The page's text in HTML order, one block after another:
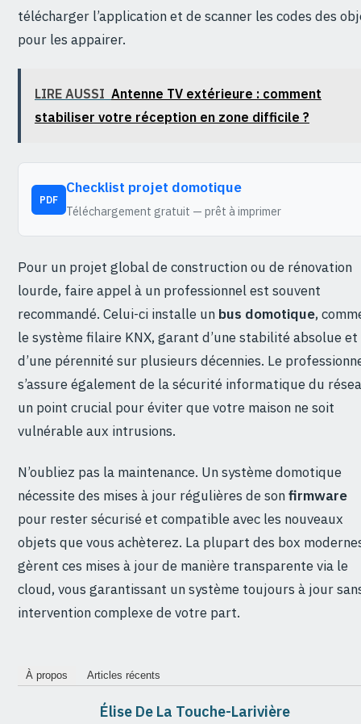
télécharger l’application et de scanner les codes des
pour les appairer.
LIRE AUSSI Antenne TV extérieure : comment
stabiliser votre réception en zone difficile ?
PDF
Checklist projet domotique
Téléchargement gratuit — prêt à imprimer
Pour un projet global de construction ou de rénovation
lourde, faire appel à un professionnel est souvent
recommandé. Celui-ci installe un bus domotique,
le système filaire KNX, garant d’une stabilité absolue et
d’une pérennité sur plusieurs décennies. Le
s’assure également de la sécurité informatique du
un point crucial pour éviter que votre maison ne soit
vulnérable aux intrusions.
N’oubliez pas la maintenance. Un système domotique
nécessite des mises à jour régulières de sonfirmware
pour rester sécurisé et compatible avec les nouveaux
objets que vous achèterez. La plupart des box
gèrent ces mises à jour de manière transparente via le
cloud, vous garantissant un système toujours à jour
intervention complexe de votre part.
À propos Articles récents
Élise De La Touche-Larivière